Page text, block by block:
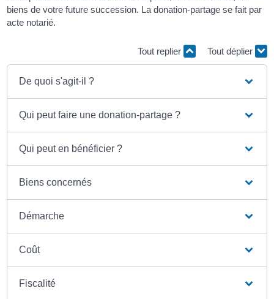
biens de votre future succession. La donation-partage se fait par
acte notarié.
Tout replier Tout déplier
De quoi s'agit-il ?
Qui peut faire une donation-partage ?
Qui peut en bénéficier ?
Biens concernés
Démarche
Coût
Fiscalité